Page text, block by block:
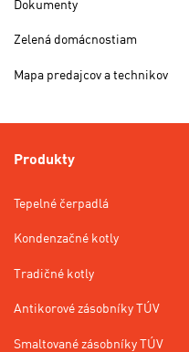
Dokumenty
Zelená domácnostiam
Mapa predajcov a technikov
Produkty
Tepelné čerpadlá
Kondenzačné kotly
Tradičné kotly
Antikorové zásobníky TÚV
Smaltované zásobníky TÚV